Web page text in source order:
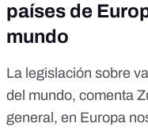
países de
mundo
La legislación sobre
del mundo, comenta
general, en Europa